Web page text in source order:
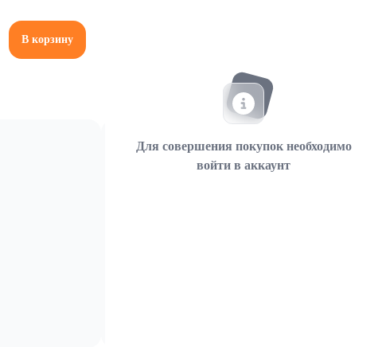
В корзину
Для совершения покупок необходимо
войти в аккаунт